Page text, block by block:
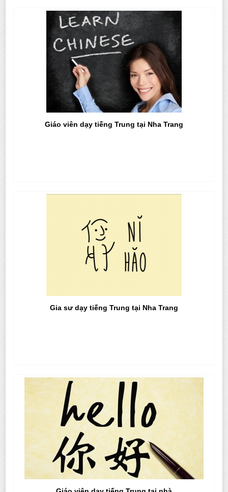
Giáo viên dạy tiếng Trung tại Nha Trang
Gia sư dạy tiếng Trung tại Nha Trang